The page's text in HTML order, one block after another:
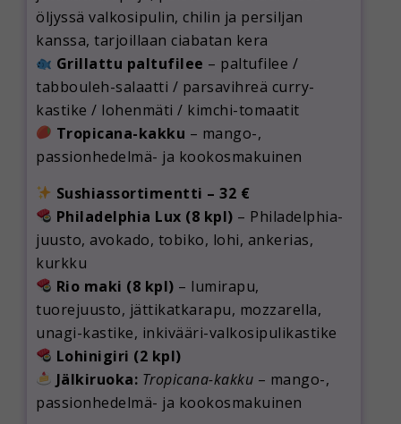
öljyssä valkosipulin, chilin ja persiljan
kanssa, tarjoillaan ciabatan kera
Grillattu paltufilee – paltufilee /
tabbouleh-salaatti / parsavihreä curry-
kastike / lohenmäti / kimchi-tomaatit
Tropicana-kakku – mango-,
passionhedelmä- ja kookosmakuinen
Sushiassortimentti – 32 €
Philadelphia Lux (8 kpl) – Philadelphia-
juusto, avokado, tobiko, lohi, ankerias,
kurkku
Rio maki (8 kpl) – lumirapu,
tuorejuusto, jättikatkarapu, mozzarella,
unagi-kastike, inkivääri-valkosipulikastike
Lohinigiri (2 kpl)
Jälkiruoka: Tropicana-kakku – mango-,
passionhedelmä- ja kookosmakuinen